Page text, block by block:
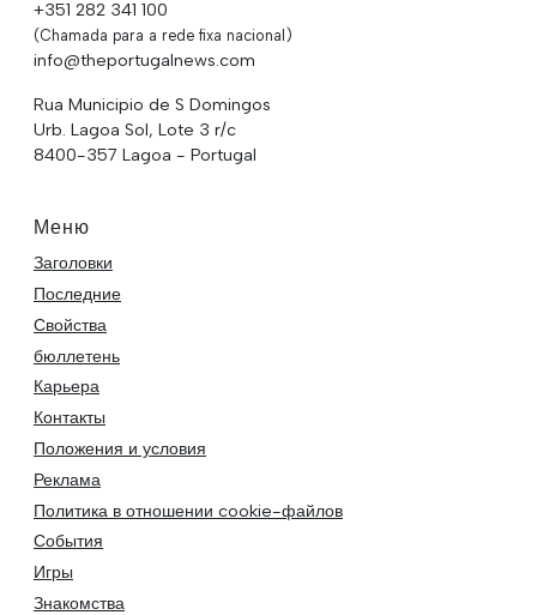
+351 282 341 100
(Chamada para a rede fixa nacional)
info@theportugalnews.com
Rua Municipio de S Domingos
Urb. Lagoa Sol, Lote 3 r/c
8400-357 Lagoa - Portugal
Меню
Заголовки
Последние
Свойства
бюллетень
Карьера
Контакты
Положения и условия
Реклама
Политика в отношении cookie-файлов
События
Игры
Знакомства